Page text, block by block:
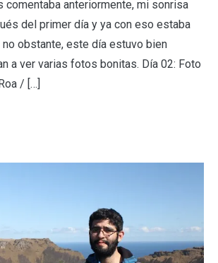
comentaba anteriormente, mi sonrisa
del primer día y ya con eso estaba
no obstante, este día estuvo bien
a ver varias fotos bonitas. Día 02: Foto
/ […]